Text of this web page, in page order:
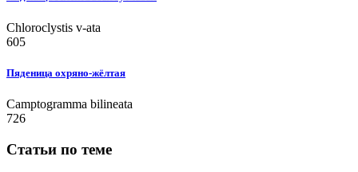
Chloroclystis v-ata
605
Пяденица охряно-жёлтая
Camptogramma bilineata
726
Статьи по теме